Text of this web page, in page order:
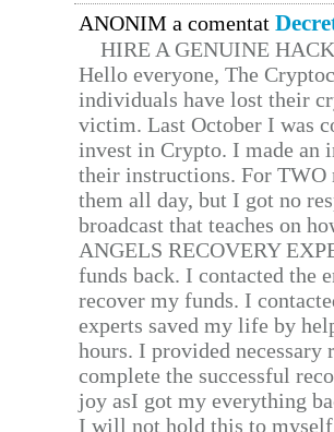
ANONIM a comentat
HIRE A GENUINE
Hello everyone, The
individuals have lost their
victim. Last October I was
invest in Crypto. I made
their instructions. For TWO
them all day, but I got no
broadcast that teaches on
ANGELS RECOVERY
funds back. I contacted the
recover my funds. I
experts saved my life by
hours. I provided
complete the successful
joy asI got my everything
I will not hold this to